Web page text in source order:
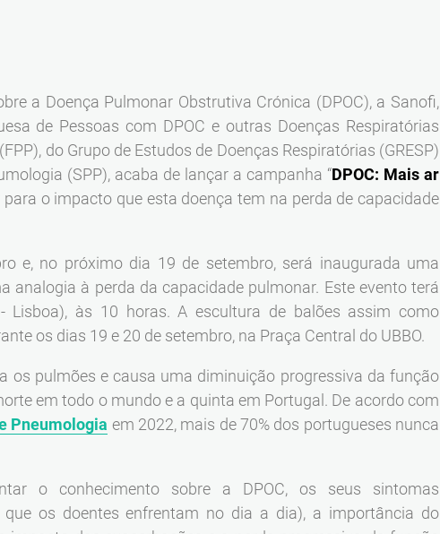
a Doença Pulmonar Obstrutiva Crónica (DPOC), a Sanofi,
de Pessoas com DPOC e outras Doenças Respiratórias
do Grupo de Estudos de Doenças Respiratórias (GRESP)
(SPP), acaba de lançar a campanha “DPOC: Mais ar
o impacto que esta doença tem na perda de capacidade
e, no próximo dia 19 de setembro, será inaugurada uma
analogia à perda da capacidade pulmonar. Este evento terá
Lisboa), às 10 horas. A escultura de balões assim como
os dias 19 e 20 de setembro, na Praça Central do UBBO.
os pulmões e causa uma diminuição progressiva da função
em todo o mundo e a quinta em Portugal. De acordo com
Pneumologia em 2022, mais de 70% dos portugueses nunca
o conhecimento sobre a DPOC, os seus sintomas
os doentes enfrentam no dia a dia), a importância do